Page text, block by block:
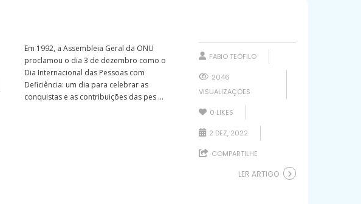
Em 1992, a Assembleia Geral da ONU
proclamou o dia 3 de dezembro como o
Dia Internacional das Pessoas com
Deficiência: um dia para celebrar as
conquistas e as contribuições das pes ...
FABIO TEÓFILO
2046
VISUALIZAÇÕES
0 LIKES
2 DEZ, 2022
COMPARTILHE
LER ARTIGO